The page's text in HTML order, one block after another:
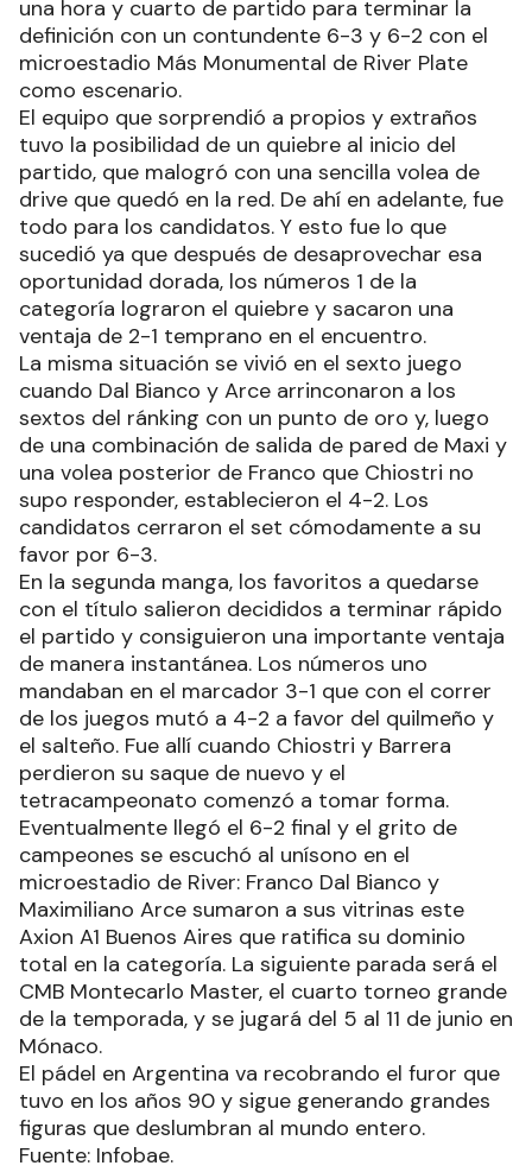
una hora y cuarto de partido para terminar la
definición con un contundente 6-3 y 6-2 con el
microestadio Más Monumental de River Plate
como escenario.
El equipo que sorprendió a propios y extraños
tuvo la posibilidad de un quiebre al inicio del
partido, que malogró con una sencilla volea de
drive que quedó en la red. De ahí en adelante, fue
todo para los candidatos. Y esto fue lo que
sucedió ya que después de desaprovechar esa
oportunidad dorada, los números 1 de la
categoría lograron el quiebre y sacaron una
ventaja de 2-1 temprano en el encuentro.
La misma situación se vivió en el sexto juego
cuando Dal Bianco y Arce arrinconaron a los
sextos del ránking con un punto de oro y, luego
de una combinación de salida de pared de Maxi y
una volea posterior de Franco que Chiostri no
supo responder, establecieron el 4-2. Los
candidatos cerraron el set cómodamente a su
favor por 6-3.
En la segunda manga, los favoritos a quedarse
con el título salieron decididos a terminar rápido
el partido y consiguieron una importante ventaja
de manera instantánea. Los números uno
mandaban en el marcador 3-1 que con el correr
de los juegos mutó a 4-2 a favor del quilmeño y
el salteño. Fue allí cuando Chiostri y Barrera
perdieron su saque de nuevo y el
tetracampeonato comenzó a tomar forma.
Eventualmente llegó el 6-2 final y el grito de
campeones se escuchó al unísono en el
microestadio de River: Franco Dal Bianco y
Maximiliano Arce sumaron a sus vitrinas este
Axion A1 Buenos Aires que ratifica su dominio
total en la categoría. La siguiente parada será el
CMB Montecarlo Master, el cuarto torneo grande
de la temporada, y se jugará del 5 al 11 de junio en
Mónaco.
El pádel en Argentina va recobrando el furor que
tuvo en los años 90 y sigue generando grandes
figuras que deslumbran al mundo entero.
Fuente: Infobae.